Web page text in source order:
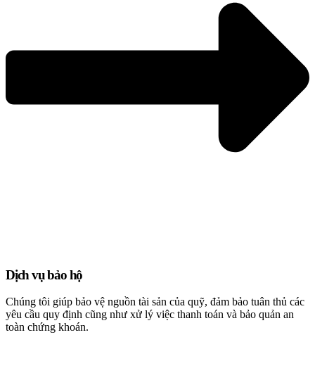
Dịch vụ bảo hộ
Chúng tôi giúp bảo vệ nguồn tài sản của quỹ, đảm bảo tuân thủ các
yêu cầu quy định cũng như xử lý việc thanh toán và bảo quản an
toàn chứng khoán.